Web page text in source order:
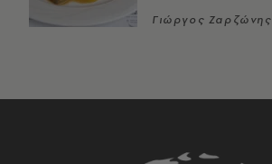
Γιώργος Ζαρζώνης